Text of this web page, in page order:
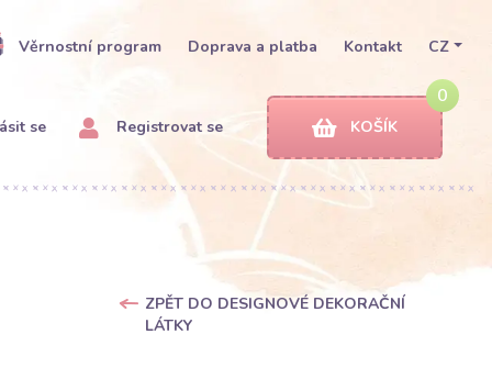
Věrnostní program Doprava a platba Kontakt CZ
se Registrovat se
0
KOŠÍK
ZPĚT DO DESIGNOVÉ DEKORAČNÍ
LÁTKY